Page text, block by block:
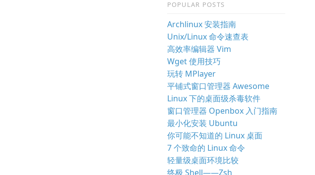
POPULAR POSTS
Archlinux 安装指南
Unix/Linux 命令速查表
高效率编辑器 Vim
Wget 使用技巧
玩转 MPlayer
平铺式窗口管理器 Awesome
Linux 下的桌面级杀毒软件
窗口管理器 Openbox 入门指南
最小化安装 Ubuntu
你可能不知道的 Linux 桌面
7 个致命的 Linux 命令
轻量级桌面环境比较
终极 Shell——Zsh